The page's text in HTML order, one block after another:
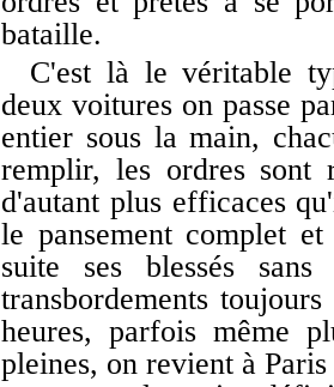
bataille.
C'est là le véritable
deux voitures on passe
entier sous la main,
remplir, les ordres sont
d'autant plus efficaces
le pansement complet
suite ses blessés
transbordements
heures, parfois même
pleines, on revient à